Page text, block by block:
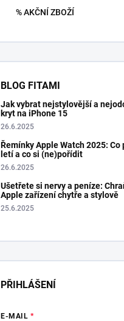
% AKČNÍ ZBOŽÍ
BLOG FITAMI
Jak vybrat nejstylovější a
kryt na iPhone 15
26.6.2025
Řemínky Apple Watch 2025: Co
letí a co si (ne)pořídit
26.6.2025
Ušetřete si nervy a peníze:
Apple zařízení chytře a stylově
25.6.2025
PŘIHLÁŠENÍ
E-MAIL